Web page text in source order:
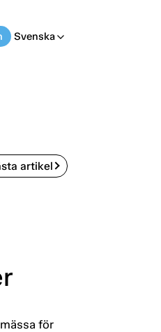
Svenska arrow_back_ios
artikel
för